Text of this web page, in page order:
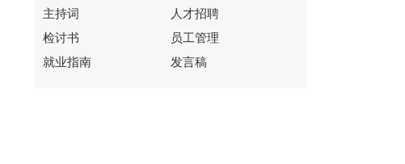
合集15篇
15篇
主持词
人才招聘
检讨书
员工管理
就业指南
发言稿